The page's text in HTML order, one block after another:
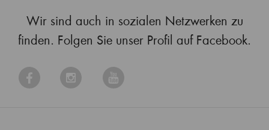
Wir sind auch in sozialen Netzwerken zu
finden. Folgen Sie unser Profil auf Facebook.